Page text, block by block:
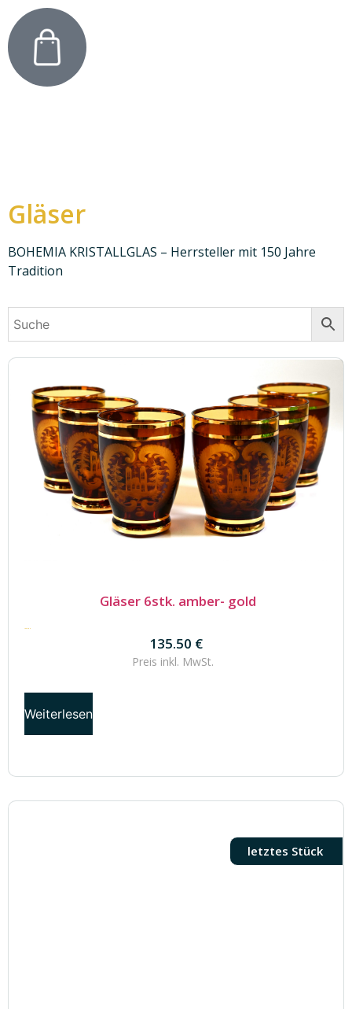
Gläser
BOHEMIA KRISTALLGLAS – Herrsteller mit 150 Jahre
Tradition
Gläser 6stk. amber- gold
135.50 €
135.50 €
Preis inkl. MwSt.
Weiterlesen
letztes Stück